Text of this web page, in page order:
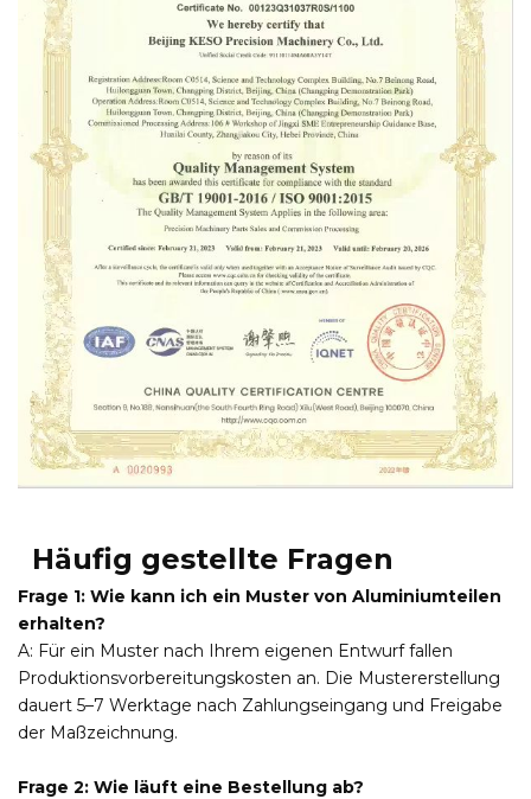
Häufig gestellte Fragen
Frage 1: Wie kann ich ein Muster von Aluminiumteilen
erhalten?
A: Für ein Muster nach Ihrem eigenen Entwurf fallen
Produktionsvorbereitungskosten an. Die Mustererstellung
dauert 5–7 Werktage nach Zahlungseingang und Freigabe
der Maßzeichnung.
Frage 2: Wie läuft eine Bestellung ab?